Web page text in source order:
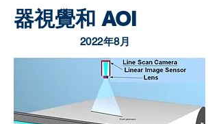
器視覺和 AOI
2022年8月